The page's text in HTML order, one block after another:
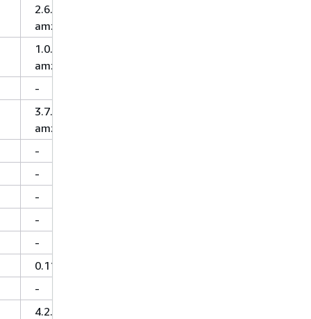
2.6.0-
amzn-2
1.0.0-
amzn-1
-
3.7.1-
amzn-5
-
-
-
-
-
0.11.0
-
4.2.0